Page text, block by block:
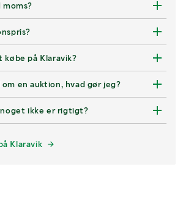
købe på Klaravik?
en auktion, hvad gør jeg?
noget ikke er rigtigt?
Klaravik